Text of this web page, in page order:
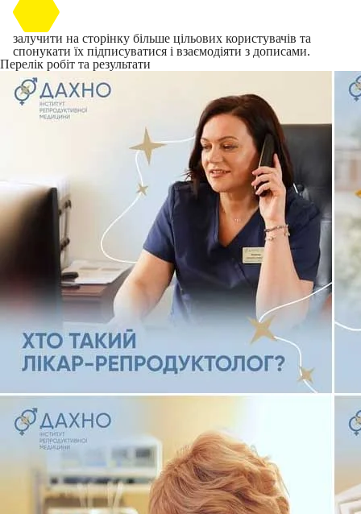
залучити на сторінку більше цільових користувачів та
спонукати їх підписуватися і взаємодіяти з дописами.
Перелік робіт та результати